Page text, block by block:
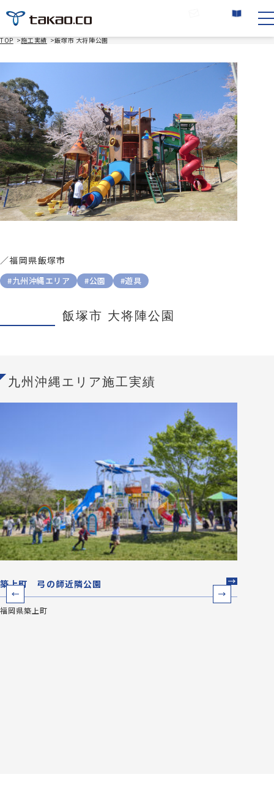
TOP >施工実績 >飯塚市 大将陣公園
／福岡県飯塚市
#九州沖縄エリア #公園 #遊具
飯塚市 大将陣公園
九州沖縄エリア施工実績
築上町 弓の師近隣公園
福岡県築上町